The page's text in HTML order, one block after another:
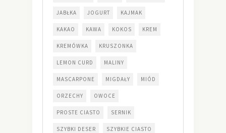
JABŁKA JOGURT KAJMAK
KAKAO KAWA KOKOS KREM
KREMÓWKA KRUSZONKA
LEMON CURD MALINY
MASCARPONE MIGDAŁY MIÓD
ORZECHY OWOCE
PROSTE CIASTO SERNIK
SZYBKI DESER SZYBKIE CIASTO